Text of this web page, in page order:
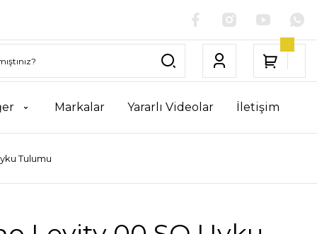
Markalar Yararlı Videolar İletişim
Tulumu